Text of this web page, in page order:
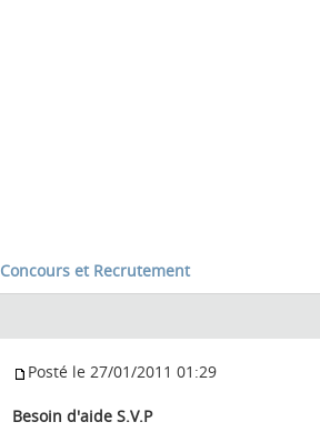
Concours et Recrutement
Posté le 27/01/2011 01:29
Besoin d'aide S.V.P